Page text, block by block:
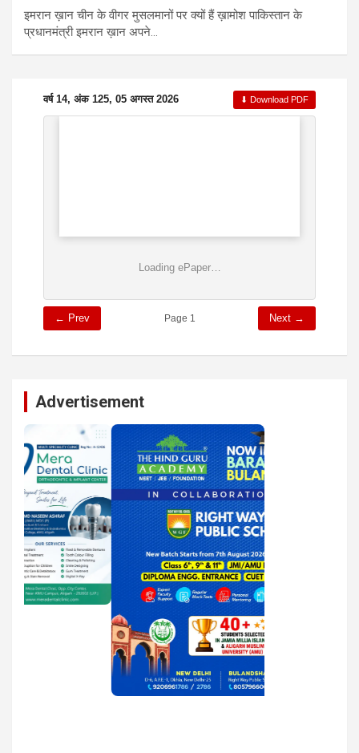
इमरान ख़ान चीन के वीगर मुसलमानों पर क्यों हैं ख़ामोश पाकिस्तान के
प्रधानमंत्री इमरान ख़ान अपने…
वर्ष 14, अंक 125, 05 अगस्त 2026 ⬇ Download PDF
Loading ePaper…
← Prev Page 1 Next →
Advertisement